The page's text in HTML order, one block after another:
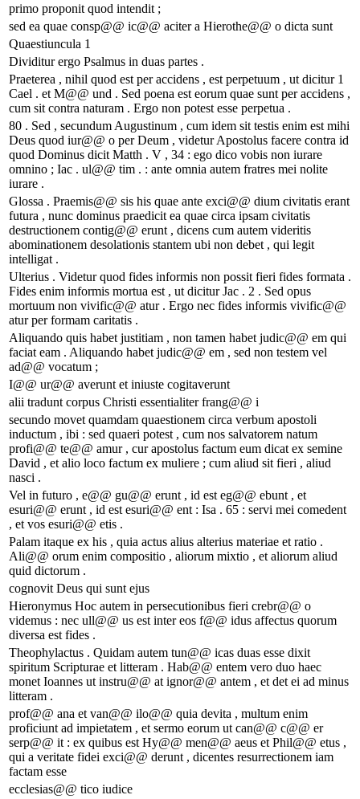
primo proponit quod intendit ;
sed ea quae consp@@ ic@@ aciter a Hierothe@@ o dicta sunt
Quaestiuncula 1
Dividitur ergo Psalmus in duas partes .
Praeterea , nihil quod est per accidens , est perpetuum , ut dicitur 1
Cael . et M@@ und . Sed poena est eorum quae sunt per accidens ,
cum sit contra naturam . Ergo non potest esse perpetua .
80 . Sed , secundum Augustinum , cum idem sit testis enim est mihi
Deus quod iur@@ o per Deum , videtur Apostolus facere contra id
quod Dominus dicit Matth . V , 34 : ego dico vobis non iurare
omnino ; Iac . ul@@ tim . : ante omnia autem fratres mei nolite
iurare .
Glossa . Praemis@@ sis his quae ante exci@@ dium civitatis erant
futura , nunc dominus praedicit ea quae circa ipsam civitatis
destructionem contig@@ erunt , dicens cum autem videritis
abominationem desolationis stantem ubi non debet , qui legit
intelligat .
Ulterius . Videtur quod fides informis non possit fieri fides formata .
Fides enim informis mortua est , ut dicitur Jac . 2 . Sed opus
mortuum non vivific@@ atur . Ergo nec fides informis vivific@@
atur per formam caritatis .
Aliquando quis habet justitiam , non tamen habet judic@@ em qui
faciat eam . Aliquando habet judic@@ em , sed non testem vel
ad@@ vocatum ;
I@@ ur@@ averunt et iniuste cogitaverunt
alii tradunt corpus Christi essentialiter frang@@ i
secundo movet quamdam quaestionem circa verbum apostoli
inductum , ibi : sed quaeri potest , cum nos salvatorem natum
profi@@ te@@ amur , cur apostolus factum eum dicat ex semine
David , et alio loco factum ex muliere ; cum aliud sit fieri , aliud
nasci .
Vel in futuro , e@@ gu@@ erunt , id est eg@@ ebunt , et
esuri@@ erunt , id est esuri@@ ent : Isa . 65 : servi mei comedent
, et vos esuri@@ etis .
Palam itaque ex his , quia actus alius alterius materiae et ratio .
Ali@@ orum enim compositio , aliorum mixtio , et aliorum aliud
quid dictorum .
cognovit Deus qui sunt ejus
Hieronymus Hoc autem in persecutionibus fieri crebr@@ o
videmus : nec ull@@ us est inter eos f@@ idus affectus quorum
diversa est fides .
Theophylactus . Quidam autem tun@@ icas duas esse dixit
spiritum Scripturae et litteram . Hab@@ entem vero duo haec
monet Ioannes ut instru@@ at ignor@@ antem , et det ei ad minus
litteram .
prof@@ ana et van@@ ilo@@ quia devita , multum enim
proficiunt ad impietatem , et sermo eorum ut can@@ c@@ er
serp@@ it : ex quibus est Hy@@ men@@ aeus et Phil@@ etus ,
qui a veritate fidei exci@@ derunt , dicentes resurrectionem iam
factam esse
ecclesias@@ tico iudice